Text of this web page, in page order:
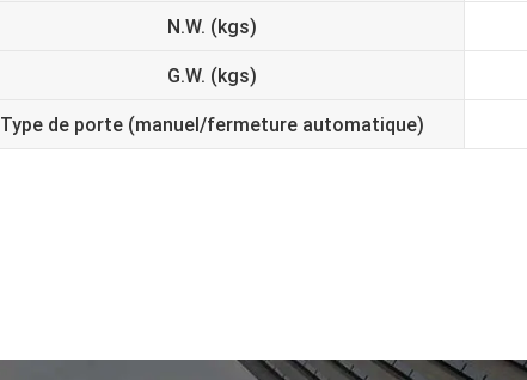
N.W. (kgs)
G.W. (kgs)
Type de porte (manuel/fermeture automatique)